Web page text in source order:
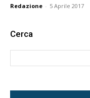
Redazione - 5 Aprile 2017
Cerca